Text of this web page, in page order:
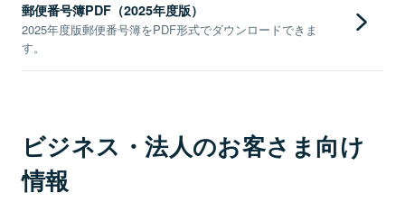
郵便番号簿PDF（2025年度版）
2025年度版郵便番号簿をPDF形式でダウンロードできま
す。
ビジネス・法人のお客さま向け
情報